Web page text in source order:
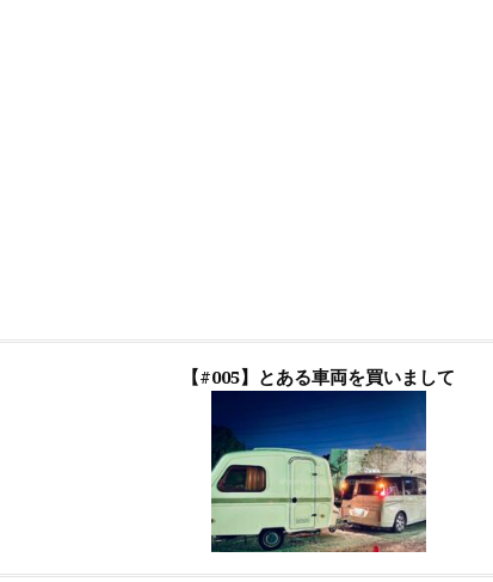
【#005】とある車両を買いまして